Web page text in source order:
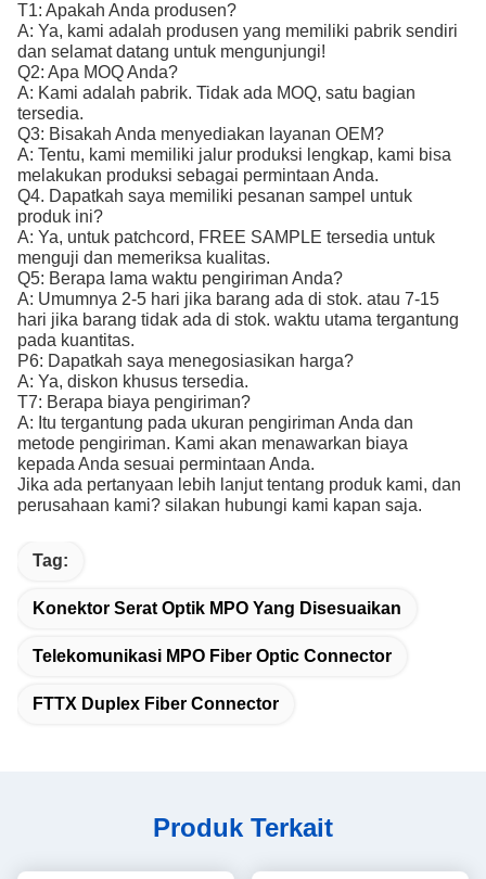
T1: Apakah Anda produsen?
A: Ya, kami adalah produsen yang memiliki pabrik sendiri
dan selamat datang untuk mengunjungi!
Q2: Apa MOQ Anda?
A: Kami adalah pabrik. Tidak ada MOQ, satu bagian
tersedia.
Q3: Bisakah Anda menyediakan layanan OEM?
A: Tentu, kami memiliki jalur produksi lengkap, kami bisa
melakukan produksi sebagai permintaan Anda.
Q4. Dapatkah saya memiliki pesanan sampel untuk
produk ini?
A: Ya, untuk patchcord, FREE SAMPLE tersedia untuk
menguji dan memeriksa kualitas.
Q5: Berapa lama waktu pengiriman Anda?
A: Umumnya 2-5 hari jika barang ada di stok. atau 7-15
hari jika barang tidak ada di stok. waktu utama tergantung
pada kuantitas.
P6: Dapatkah saya menegosiasikan harga?
A: Ya, diskon khusus tersedia.
T7: Berapa biaya pengiriman?
A: Itu tergantung pada ukuran pengiriman Anda dan
metode pengiriman. Kami akan menawarkan biaya
kepada Anda sesuai permintaan Anda.
Jika ada pertanyaan lebih lanjut tentang produk kami, dan
perusahaan kami? silakan hubungi kami kapan saja.
Tag:
Konektor Serat Optik MPO Yang Disesuaikan
Telekomunikasi MPO Fiber Optic Connector
FTTX Duplex Fiber Connector
Produk Terkait